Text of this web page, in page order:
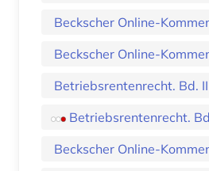
Beckscher Online-
Beckscher Online-
Betriebsrentenrecht. Bd.
Beckscher Online-